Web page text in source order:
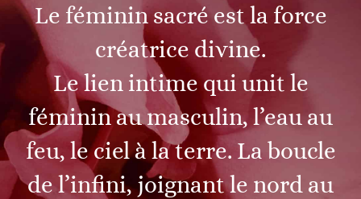
Le féminin sacré est la force
créatrice divine.
Le lien intime qui unit le
féminin au masculin, l’eau au
feu, le ciel à la terre. La boucle
de l’infini, joignant le nord au